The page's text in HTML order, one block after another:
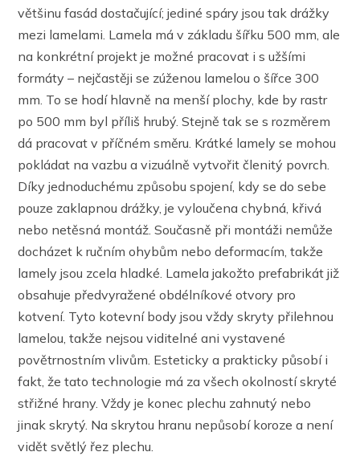
většinu fasád dostačující; jediné spáry jsou tak drážky
mezi lamelami. Lamela má v základu šířku 500 mm, ale
na konkrétní projekt je možné pracovat i s užšími
formáty – nejčastěji se zúženou lamelou o šířce 300
mm. To se hodí hlavně na menší plochy, kde by rastr
po 500 mm byl příliš hrubý. Stejně tak se s rozměrem
dá pracovat v příčném směru. Krátké lamely se mohou
pokládat na vazbu a vizuálně vytvořit členitý povrch.
Díky jednoduchému způsobu spojení, kdy se do sebe
pouze zaklapnou drážky, je vyloučena chybná, křivá
nebo netěsná montáž. Současně při montáži nemůže
docházet k ručním ohybům nebo deformacím, takže
lamely jsou zcela hladké. Lamela jakožto prefabrikát již
obsahuje předvyražené obdélníkové otvory pro
kotvení. Tyto kotevní body jsou vždy skryty přilehnou
lamelou, takže nejsou viditelné ani vystavené
povětrnostním vlivům. Esteticky a prakticky působí i
fakt, že tato technologie má za všech okolností skryté
střižné hrany. Vždy je konec plechu zahnutý nebo
jinak skrytý. Na skrytou hranu nepůsobí koroze a není
vidět světlý řez plechu.